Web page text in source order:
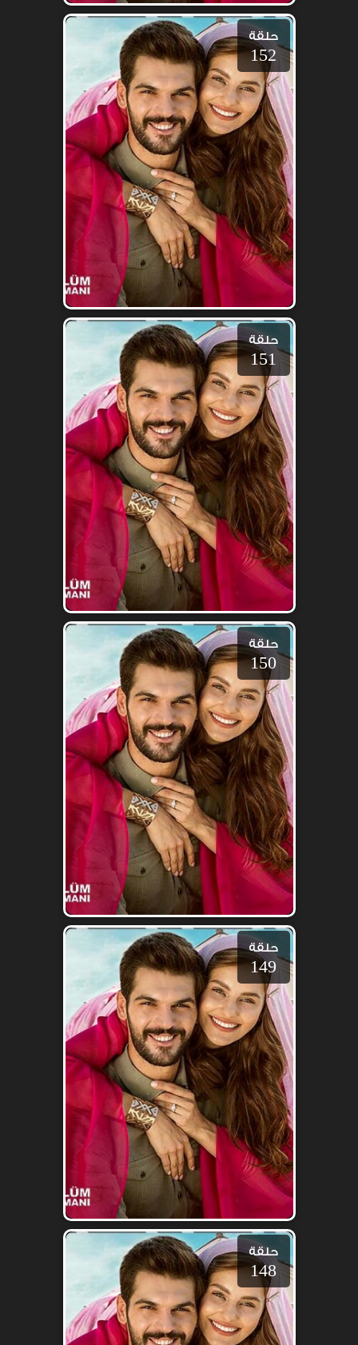
حلقة
152
حلقة
151
حلقة
150
حلقة
149
حلقة
148